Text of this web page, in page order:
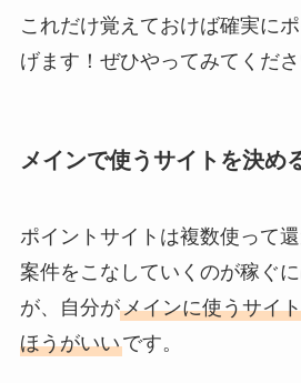
これだけ覚えておけば確実に
げます！ぜひやってみてくださ
メインで使うサイトを決め
ポイントサイトは複数使って
案件をこなしていくのが稼ぐ
が、自分がメインに使うサイ
ほうがいいです。